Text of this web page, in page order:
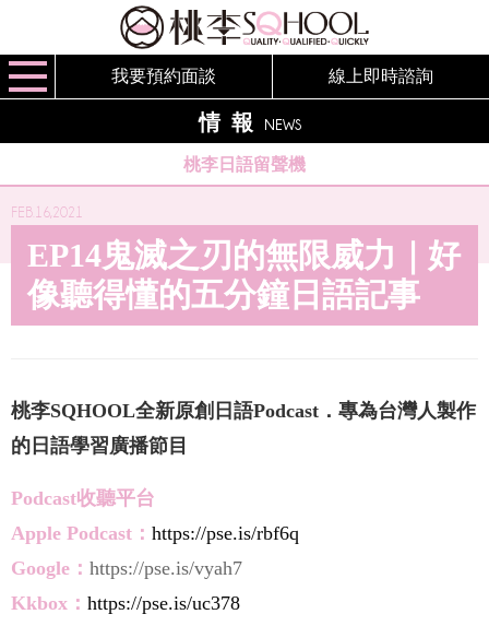
我要預約面談 線上即時諮詢
情報 NEWS
桃李日語留聲機
FEB.16,2021
EP14鬼滅之刃的無限威力｜好
像聽得懂的五分鐘日語記事
桃李SQHOOL全新原創日語Podcast．專為台灣人製作
的日語學習廣播節目
Podcast收聽平台
Apple Podcast： https://pse.is/rbf6q
Google： https://pse.is/vyah7
Kkbox： https://pse.is/uc378